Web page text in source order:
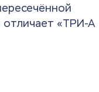
отличает «ТРИ-А